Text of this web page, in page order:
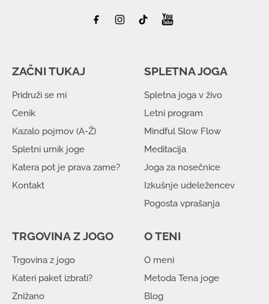
ZAČNI TUKAJ
Pridruži se mi
Cenik
Kazalo pojmov (A-Ž)
Spletni urnik joge
Katera pot je prava zame?
Kontakt
SPLETNA JOGA
Spletna joga v živo
Letni program
Mindful Slow Flow
Meditacija
Joga za nosečnice
Izkušnje udeležencev
Pogosta vprašanja
TRGOVINA Z JOGO
Trgovina z jogo
Kateri paket izbrati?
Znižano
O TENI
O meni
Metoda Tena joge
Blog